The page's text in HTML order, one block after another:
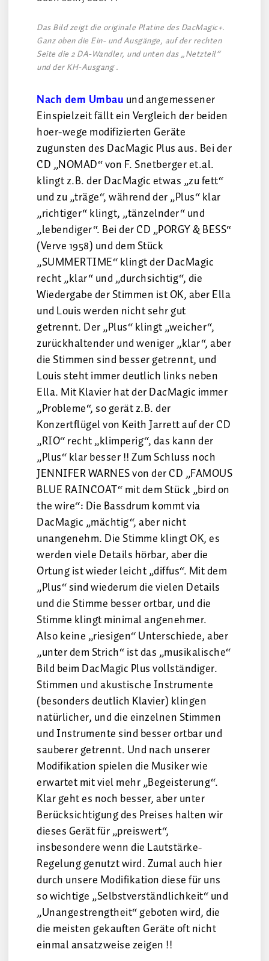
Das Bild zeigt die originale Platine des DacMagic+.
Ganz oben die Ein- und Ausgänge, auf der rechten
Seite die 2 DA-Wandler, und unten das „Netzteil“
und der KH-Ausgang .
Nach dem Umbau und angemessener
Einspielzeit fällt ein Vergleich der beiden
hoer-wege modifizierten Geräte
zugunsten des DacMagic Plus aus. Bei der
CD „NOMAD“ von F. Snetberger et.al.
klingt z.B. der DacMagic etwas „zu fett“
und zu „träge“, während der „Plus“ klar
„richtiger“ klingt, „tänzelnder“ und
„lebendiger“. Bei der CD „PORGY & BESS“
(Verve 1958) und dem Stück
„SUMMERTIME“ klingt der DacMagic
recht „klar“ und „durchsichtig“, die
Wiedergabe der Stimmen ist OK, aber Ella
und Louis werden nicht sehr gut
getrennt. Der „Plus“ klingt „weicher“,
zurückhaltender und weniger „klar“, aber
die Stimmen sind besser getrennt, und
Louis steht immer deutlich links neben
Ella. Mit Klavier hat der DacMagic immer
„Probleme“, so gerät z.B. der
Konzertflügel von Keith Jarrett auf der CD
„RIO“ recht „klimperig“, das kann der
„Plus“ klar besser !! Zum Schluss noch
JENNIFER WARNES von der CD „FAMOUS
BLUE RAINCOAT“ mit dem Stück „bird on
the wire“: Die Bassdrum kommt via
DacMagic „mächtig“, aber nicht
unangenehm. Die Stimme klingt OK, es
werden viele Details hörbar, aber die
Ortung ist wieder leicht „diffus“. Mit dem
„Plus“ sind wiederum die vielen Details
und die Stimme besser ortbar, und die
Stimme klingt minimal angenehmer.
Also keine „riesigen“ Unterschiede, aber
„unter dem Strich“ ist das „musikalische“
Bild beim DacMagic Plus vollständiger.
Stimmen und akustische Instrumente
(besonders deutlich Klavier) klingen
natürlicher, und die einzelnen Stimmen
und Instrumente sind besser ortbar und
sauberer getrennt. Und nach unserer
Modifikation spielen die Musiker wie
erwartet mit viel mehr „Begeisterung“.
Klar geht es noch besser, aber unter
Berücksichtigung des Preises halten wir
dieses Gerät für „preiswert“,
insbesondere wenn die Lautstärke-
Regelung genutzt wird. Zumal auch hier
durch unsere Modifikation diese für uns
so wichtige „Selbstverständlichkeit“ und
„Unangestrengtheit“ geboten wird, die
die meisten gekauften Geräte oft nicht
einmal ansatzweise zeigen !!